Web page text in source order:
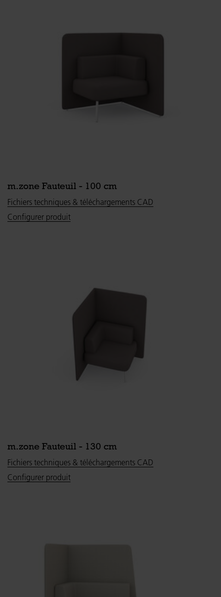
m.zone Fauteuil - 100 cm
Fichiers techniques & téléchargements CAD
Configurer produit
m.zone Fauteuil - 130 cm
Fichiers techniques & téléchargements CAD
Configurer produit